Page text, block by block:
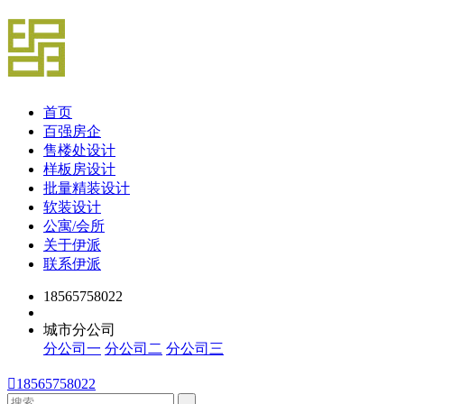
首页
百强房企
售楼处设计
样板房设计
批量精装设计
软装设计
公寓/会所
关于伊派
联系伊派
18565758022
城市分公司
分公司一 分公司二 分公司三
18565758022